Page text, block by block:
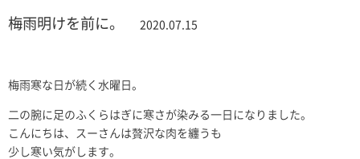
梅雨明けを前に。 2020.07.15
梅雨寒な日が続く水曜日。
二の腕に足のふくらはぎに寒さが染みる一日になりました。
こんにちは、スーさんは贅沢な肉を纏うも
少し寒い気がします。